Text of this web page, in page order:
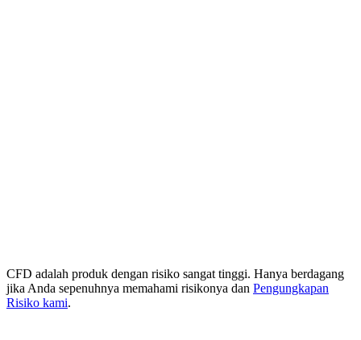
CFD adalah produk dengan risiko sangat tinggi. Hanya berdagang
jika Anda sepenuhnya memahami risikonya dan Pengungkapan
Risiko kami.